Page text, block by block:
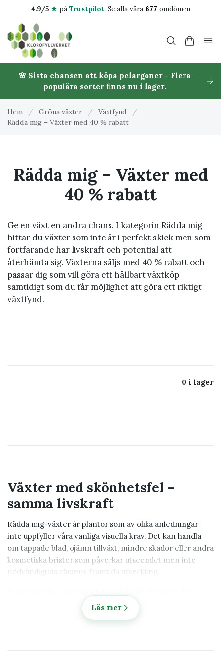
4.9/5 ★på Trustpilot. Se alla våra 677 omdömen
🌸 Sista chansen att köpa pelargoner - Flera
populära sorter finns nu i lager.
Hem / Gröna växter / Växtfynd
/
Rädda mig – Växter med 40 % rabatt
Rädda mig – Växter med
40 % rabatt
Ge en växt en andra chans. I kategorin Rädda mig
hittar du växter som inte är i perfekt skick men som
fortfarande har livskraft och potential att
återhämta sig. Växterna säljs med 40 % rabatt och
passar dig som vill göra ett hållbart växtköp
samtidigt som du får möjlighet att göra ett riktigt
växtfynd.
0 i lager
Växter med skönhetsfel –
samma livskraft
Rädda mig-växter är plantor som av olika anledningar
inte uppfyller våra vanliga visuella krav. Det kan handla
om tappade blad, ojämn tillväxt, mindre skador eller andra
kosmetiska brister som påverkar utseendet men inte
nödvändigtvis växtens framtida utveckling.
potential. Många av växterna fortsätter att växa och
utvecklas när de får rätt förutsättningar i sitt nya hem.
Läs mer